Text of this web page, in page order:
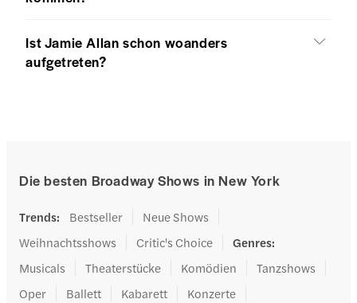
Ist Jamie Allan schon woanders
aufgetreten?
Die besten Broadway Shows in New York
Trends: Bestseller
Neue Shows
Weihnachtsshows
Critic's Choice Genres:
Musicals
Theaterstücke Komödien
Tanzshows
Oper
Ballett Kabarett
Konzerte